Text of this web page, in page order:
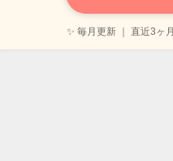
✨ 毎月更新 ｜ 直近3ヶ